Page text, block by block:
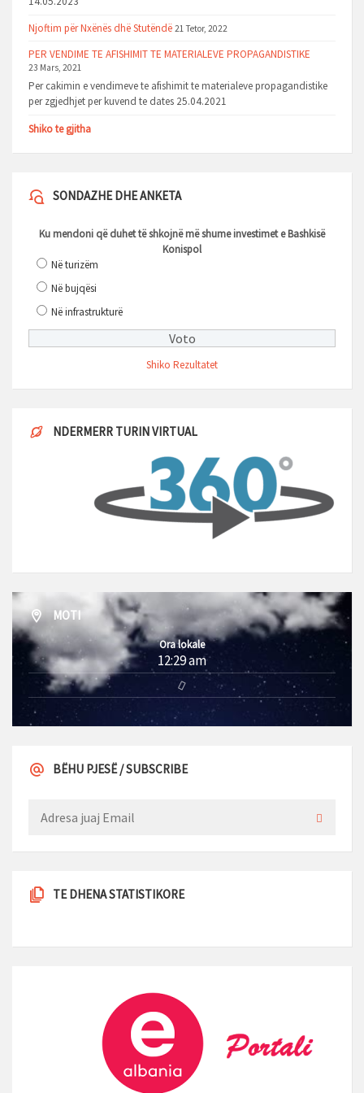
Njoftim për Nxënës dhë Stutëndë 21 Tetor, 2022
PER VENDIME TE AFISHIMIT TE MATERIALEVE PROPAGANDISTIKE
23 Mars, 2021
Per cakimin e vendimeve te afishimit te materialeve propagandistike
per zgjedhjet per kuvend te dates 25.04.2021
Shiko te gjitha
SONDAZHE DHE ANKETA
Ku mendoni që duhet të shkojnë më shume investimet e Bashkisë
Konispol
Në turizëm
Në bujqësi
Në infrastrukturë
Shiko Rezultatet
NDERMERR TURIN VIRTUAL
MOTI
Ora lokale
12:29 am
BËHU PJESË / SUBSCRIBE
TE DHENA STATISTIKORE